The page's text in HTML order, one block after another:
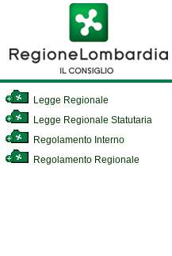
Legge Regionale
Legge Regionale Statutaria
Regolamento Interno
Regolamento Regionale